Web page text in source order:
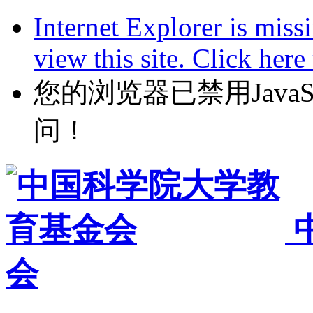
Internet Explorer is
view this site. Click
您的浏览器已禁用
问！
会